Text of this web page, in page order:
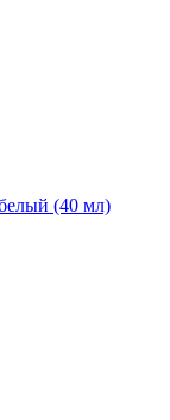
(40 мл)